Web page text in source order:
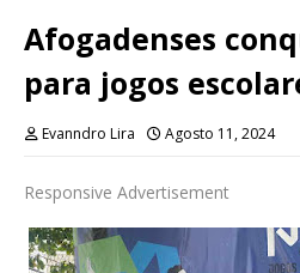
Afogadenses
para jogos
Evanndro Lira Agosto 11, 2024
Responsive Advertisement